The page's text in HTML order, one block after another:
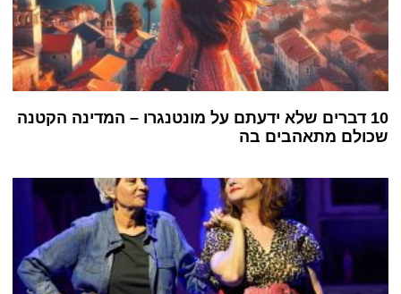
10 דברים שלא ידעתם על מונטנגרו – המדינה הקטנה
שכולם מתאהבים בה